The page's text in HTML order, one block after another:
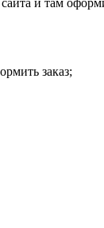
и там
заказ;